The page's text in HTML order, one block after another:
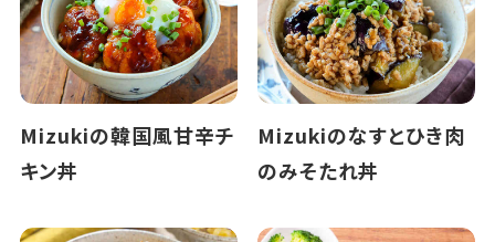
Mizukiの韓国風甘辛チ
キン丼
Mizukiのなすとひき肉
のみそたれ丼